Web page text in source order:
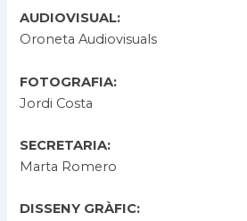
AUDIOVISUAL:
Oroneta Audiovisuals
FOTOGRAFIA:
Jordi Costa
SECRETARIA:
Marta Romero
DISSENY GRÀFIC: